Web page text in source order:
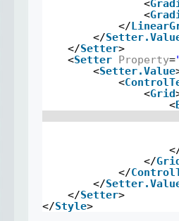
<
<
</
</
</Setter>
<Setter Property=
<Setter.Value
<
<Grid
<
</
</
</
</Setter>
</Style>